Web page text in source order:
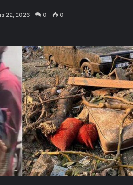
22, 2026 0 0